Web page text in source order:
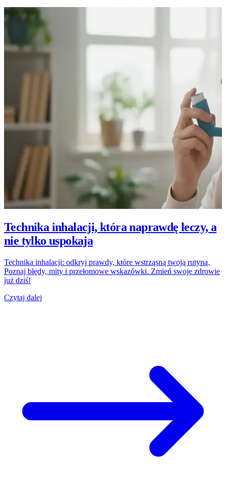
Technika inhalacji, która naprawdę leczy, a
nie tylko uspokaja
Technika inhalacji: odkryj prawdy, które wstrząsną twoją rutyną.
Poznaj błędy, mity i przełomowe wskazówki. Zmień swoje zdrowie
już dziś!
Czytaj dalej